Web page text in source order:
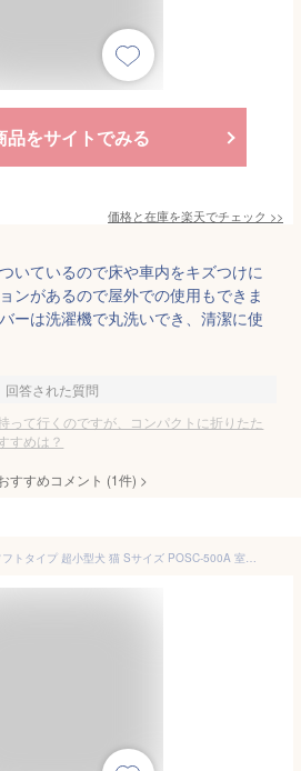
品をサイトでみる
価格と在庫を楽天でチェック >>
いているので床や車内をキズつけに
ンがあるので屋外での使用もできま
ーは洗濯機で丸洗いでき、清潔に使
回答された質問
って行くのですが、コンパクトに折りたた
すめは？
すすめコメント (1件) >
犬 ケージ 折りたたみ ソフトタイプ 超小型犬 猫 Sサイズ POSC-500A 室内 ポータブルケージ ドライブボックス 屋根付き コンパクト ケージ 折り畳み 避難 ペット アイリスオーヤマ サークル 防災 移動 おでかけ ドライブ 病院